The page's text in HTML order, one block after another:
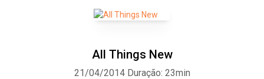
All Things New
21/04/2014 Duração: 23min